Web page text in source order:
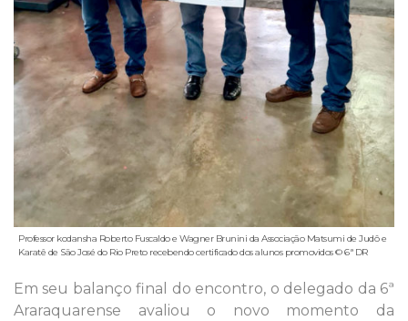
Professor kodansha Roberto Fuscaldo e Wagner Brunini da Associação Matsumi de Judô e
Karatê de São José do Rio Preto recebendo certificado dos alunos promovidos © 6ª DR
Em seu balanço final do encontro, o delegado da 6ª
Araraquarense avaliou o novo momento da